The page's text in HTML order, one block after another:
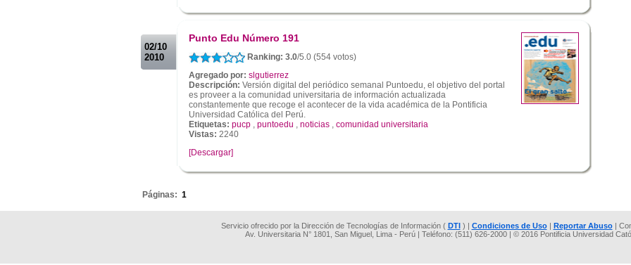
02/10
2010
Punto Edu Número 191
Ranking: 3.0/5.0 (554 votos)
Agregado por: slgutierrez
Descripción: Versión digital del periódico semanal Puntoedu, el objetivo del portal
es proveer a la comunidad universitaria de información actualizada
constantemente que recoge el acontecer de la vida académica de la Pontificia
Universidad Católica del Perú.
Etiquetas: pucp , puntoedu , noticias , comunidad universitaria
Vistas: 2240
[Descargar]
Páginas: 1
Servicio ofrecido por la Dirección de Tecnologías de Información ( DTI) | Condiciones de Uso| Reportar Abuso|
Av. Universitaria N° 1801, San Miguel, Lima - Perú | Teléfono: (511) 626-2000 | © 2016 Pontificia Universidad